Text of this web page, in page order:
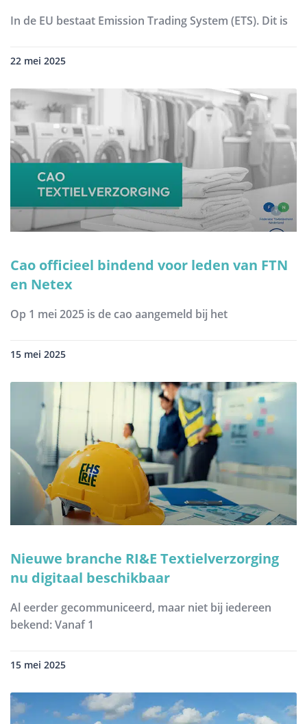
In de EU bestaat Emission Trading System (ETS). Dit is
22 mei 2025
Cao officieel bindend voor leden van FTN
en Netex
Op 1 mei 2025 is de cao aangemeld bij het
15 mei 2025
Nieuwe branche RI&E Textielverzorging
nu digitaal beschikbaar
Al eerder gecommuniceerd, maar niet bij iedereen
bekend: Vanaf 1
15 mei 2025